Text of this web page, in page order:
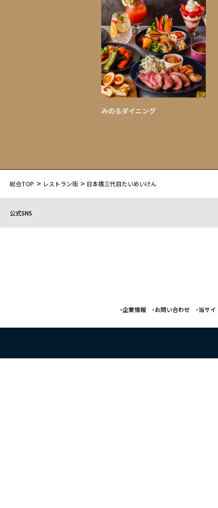
みのるダイニング
総合TOP レストラン街 日本橋三代目たいめいけん
公式SNS
企業情報 お問い合わせ 当サイ